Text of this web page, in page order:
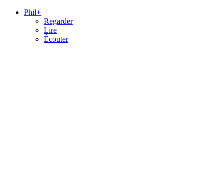
Phil+
Regarder
Lire
Écouter